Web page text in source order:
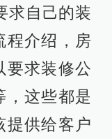
求自己的装
程介绍，房
要求装修公
，这些都是
提供给客户